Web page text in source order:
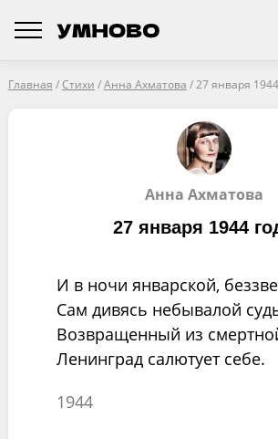
Главная /Стихи /Анна Ахматова /27 января
Анна Ахматова
27 января 1944
И в ночи январской,
Сам дивясь небывалой
Возвращенный из
Ленинград салютует себе.
1944